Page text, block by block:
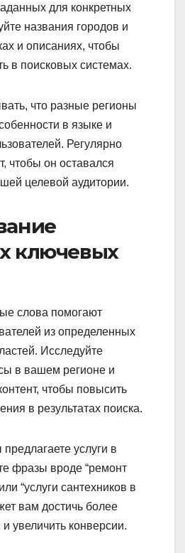
для конкретных
названия городов и
и описаниях, чтобы
в поисковых системах.
что разные регионы
в языке и
Регулярно
чтобы он оставался
целевой аудитории.
ключевых
слова помогают
из определенных
Исследуйте
в вашем регионе и
чтобы повысить
в результатах поиска.
услуги в
фразы вроде “ремонт
“услуги сантехников в
вам достичь более
увеличить конверсии.